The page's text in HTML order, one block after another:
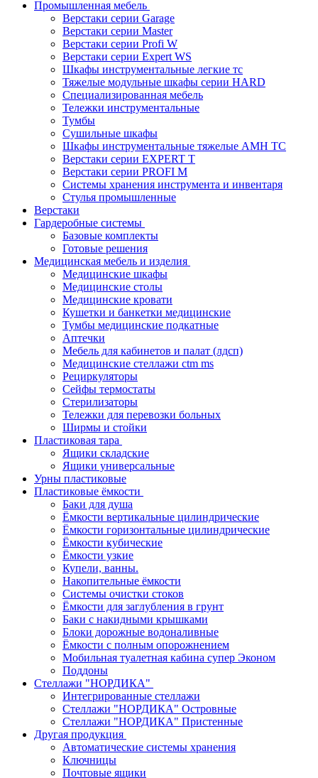
Промышленная мебель
Верстаки серии Garage
Верстаки серии Master
Верстаки серии Profi W
Верстаки серии Expert WS
Шкафы инструментальные легкие тс
Тяжелые модульные шкафы серии HARD
Cпециализированная мебель
Тележки инструментальные
Тумбы
Cушильные шкафы
Шкафы инструментальные тяжелые AMH TC
Верстаки серии EXPERT T
Верстаки серии PROFI M
Системы хранения инструмента и инвентаря
Стулья промышленные
Верстаки
Гардеробные системы
Базовые комплекты
Готовые решения
Медицинская мебель и изделия
Медицинские шкафы
Медицинские столы
Медицинские кровати
Кушетки и банкетки медицинские
Тумбы медицинские подкатные
Аптечки
Мебель для кабинетов и палат (лдсп)
Медицинские стеллажи ctm ms
Рециркуляторы
Сейфы термостаты
Стерилизаторы
Тележки для перевозки больных
Ширмы и стойки
Пластиковая тара
Ящики складские
Ящики универсальные
Урны пластиковые
Пластиковые ёмкости
Баки для душа
Ёмкости вертикальные цилиндрические
Ёмкости горизонтальные цилиндрические
Ёмкости кубические
Ёмкости узкие
Купели, ванны.
Накопительные ёмкости
Системы очистки стоков
Ёмкости для заглубления в грунт
Баки с накидными крышками
Блоки дорожные водоналивные
Ёмкости с полным опорожнением
Мобильная туалетная кабина супер Эконом
Поддоны
Стеллажи "НОРДИКА"
Интегрированные стеллажи
Стеллажи "НОРДИКА" Островные
Стеллажи "НОРДИКА" Пристенные
Другая продукция
Автоматические системы хранения
Ключницы
Почтовые ящики